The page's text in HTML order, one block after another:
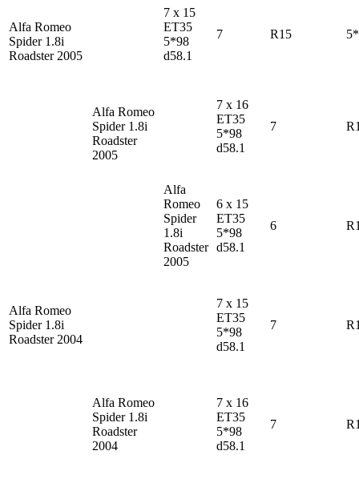
Alfa Romeo
Spider 1.8i
Roadster 2005
Alfa Romeo
Spider 1.8i
Roadster
2005
7 x 15
ET35
5*98
d58.1
7 R15
Alfa
Romeo
Spider
1.8i
Roadster
2005
7 x 16
ET35
5*98
d58.1
7
Alfa Romeo
Spider 1.8i
Roadster 2004
6 x 15
ET35
5*98
d58.1
6
Alfa Romeo
Spider 1.8i
Roadster
2004
7 x 15
ET35
5*98
d58.1
7
7 x 16
ET35
5*98
d58.1
7